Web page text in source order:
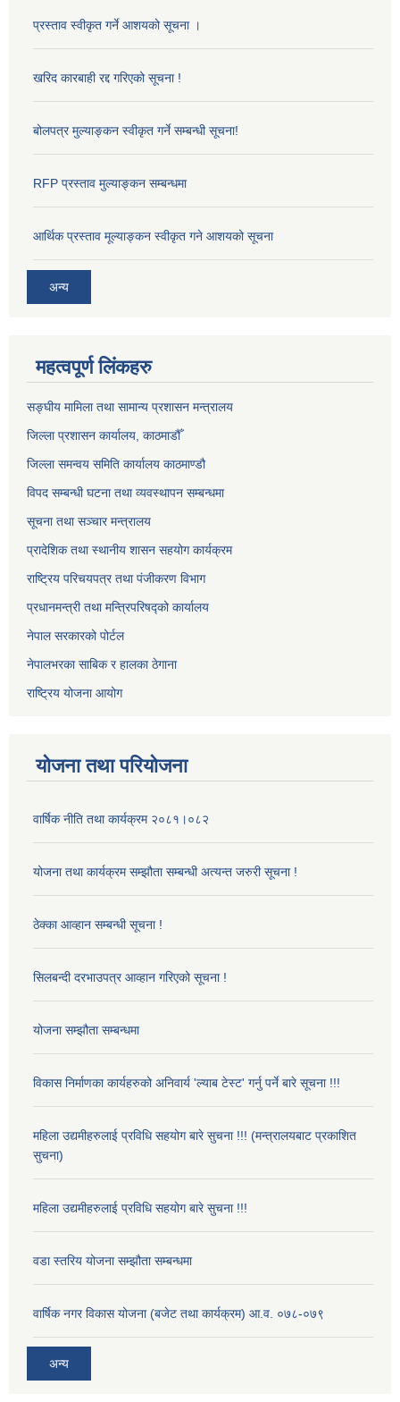
प्रस्ताव स्वीकृत गर्ने आशयको सूचना ।
खरिद कारबाही रद्द गरिएको सूचना !
बोलपत्र मुल्याङ्कन स्वीकृत गर्ने सम्बन्धी सूचना!
RFP प्रस्ताव मुल्याङ्कन सम्बन्धमा
आर्थिक प्रस्ताव मूल्याङ्कन स्वीकृत गने आशयको सूचना
अन्य
महत्वपूर्ण लिंकहरु
सङ्‍घीय मामिला तथा सामान्य प्रशासन मन्त्रालय
जिल्ला प्रशासन कार्यालय, काठमाडौँ
जिल्ला समन्वय समिति कार्यालय काठमाण्ड‌ौ
विपद सम्बन्धी घटना तथा व्यवस्थापन सम्बन्धमा
सूचना तथा सञ्चार मन्त्रालय
प्रादेशिक तथा स्थानीय शासन सहयोग कार्यक्रम
राष्ट्रिय परिचयपत्र तथा पंजीकरण विभाग
प्रधानमन्त्री तथा मन्त्रिपरिषद्को कार्यालय
नेपाल सरकारको पोर्टल
नेपालभरका साबिक र हालका ठेगाना
राष्ट्रिय योजना आयोग
योजना तथा परियोजना
वार्षिक नीति तथा कार्यक्रम २०८१।०८२
योजना तथा कार्यक्रम सम्झौता सम्बन्धी अत्यन्त जरुरी सूचना !
ठेक्का आव्हान सम्बन्धी सूचना !
सिलबन्दी दरभाउपत्र आव्हान गरिएको सूचना !
योजना सम्झौता सम्बन्धमा
विकास निर्माणका कार्यहरुको अनिवार्य 'ल्याब टेस्ट' गर्नु पर्ने बारे सूचना !!!
महिला उद्यमीहरुलाई प्रविधि सहयोग बारे सुचना !!! (मन्त्रालयबाट प्रकाशित
सुचना)
महिला उद्यमीहरुलाई प्रविधि सहयोग बारे सुचना !!!
वडा स्तरिय योजना सम्झौता सम्बन्धमा
वार्षिक नगर विकास योजना (बजेट तथा कार्यक्रम) आ.व. ०७८-०७९
अन्य